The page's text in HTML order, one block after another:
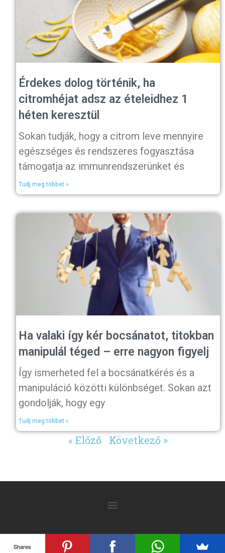
Érdekes dolog történik, ha
citromhéjat adsz az ételeidhez 1
héten keresztül
Sokan tudják, hogy a citrom leve mennyire
egészséges és rendszeres fogyasztása
támogatja az immunrendszerünket és
Tudj meg többet »
Ha valaki így kér bocsánatot, titokban
manipulál téged – erre nagyon figyelj
Így ismerheted fel a bocsánatkérés és a
manipuláció közötti különbséget. Sokan azt
gondolják, hogy egy
Tudj meg többet »
« Előző Következő »
Shares